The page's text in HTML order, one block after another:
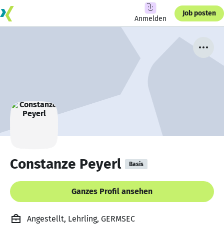
Anmelden
Job posten
Constanze Peyerl Basis
Ganzes Profil ansehen
Angestellt, Lehrling, GERMSEC